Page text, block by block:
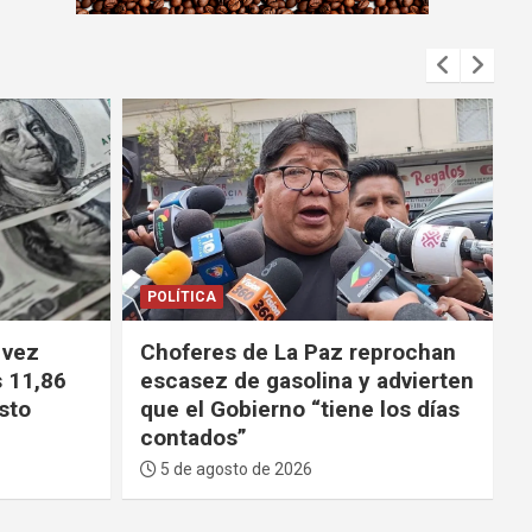
m
t
11,86
POLÍTICA
Choferes de La Paz reprochan
escasez de gasolina y advierten
que el Gobierno “tiene los días
contados”
5 de agosto de 2026